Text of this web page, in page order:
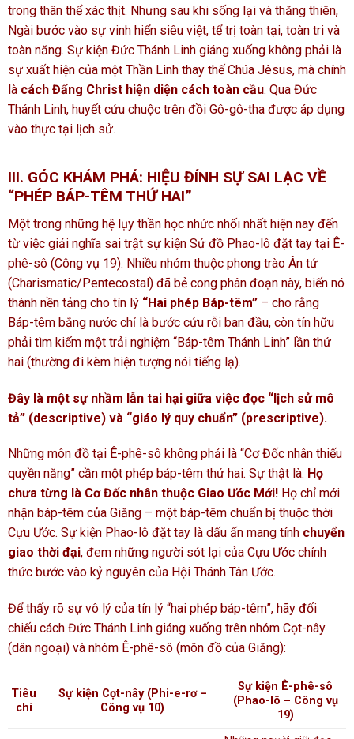
trong thân thể xác thịt. Nhưng sau khi sống lại và thăng thiên,
Ngài bước vào sự vinh hiển siêu việt, tể trị toàn tại, toàn tri và
toàn năng. Sự kiện Đức Thánh Linh giáng xuống không phải là
sự xuất hiện của một Thần Linh thay thế Chúa Jêsus, mà chính
là cách Đấng Christ hiện diện cách toàn cầu. Qua Đức
Thánh Linh, huyết cứu chuộc trên đồi Gô-gô-tha được áp dụng
vào thực tại lịch sử.
III. GÓC KHÁM PHÁ: HIỆU ĐÍNH SỰ SAI LẠC VỀ
“PHÉP BÁP-TÊM THỨ HAI”
Một trong những hệ lụy thần học nhức nhối nhất hiện nay đến
từ việc giải nghĩa sai trật sự kiện Sứ đồ Phao-lô đặt tay tại Ê-
phê-sô (Công vụ 19). Nhiều nhóm thuộc phong trào Ân tứ
(Charismatic/Pentecostal) đã bẻ cong phân đoạn này, biến nó
thành nền tảng cho tín lý “Hai phép Báp-têm” – cho rằng
Báp-têm bằng nước chỉ là bước cứu rỗi ban đầu, còn tín hữu
phải tìm kiếm một trải nghiệm “Báp-têm Thánh Linh” lần thứ
hai (thường đi kèm hiện tượng nói tiếng lạ).
Đây là một sự nhầm lẫn tai hại giữa việc đọc “lịch sử mô
tả” (descriptive) và “giáo lý quy chuẩn” (prescriptive).
Những môn đồ tại Ê-phê-sô không phải là “Cơ Đốc nhân thiếu
quyền năng” cần một phép báp-têm thứ hai. Sự thật là: Họ
chưa từng là Cơ Đốc nhân thuộc Giao Ước Mới! Họ chỉ mới
nhận báp-têm của Giăng – một báp-têm chuẩn bị thuộc thời
Cựu Ước. Sự kiện Phao-lô đặt tay là dấu ấn mang tính chuyển
giao thời đại, đem những người sót lại của Cựu Ước chính
thức bước vào kỷ nguyên của Hội Thánh Tân Ước.
Để thấy rõ sự vô lý của tín lý “hai phép báp-têm”, hãy đối
chiếu cách Đức Thánh Linh giáng xuống trên nhóm Cọt-nây
(dân ngoại) và nhóm Ê-phê-sô (môn đồ của Giăng):
Tiêu
chí
Sự kiện Cọt-nây (Phi-e-rơ –
Công vụ 10)
Sự kiện Ê-phê-sô
(Phao-lô – Công vụ
19)